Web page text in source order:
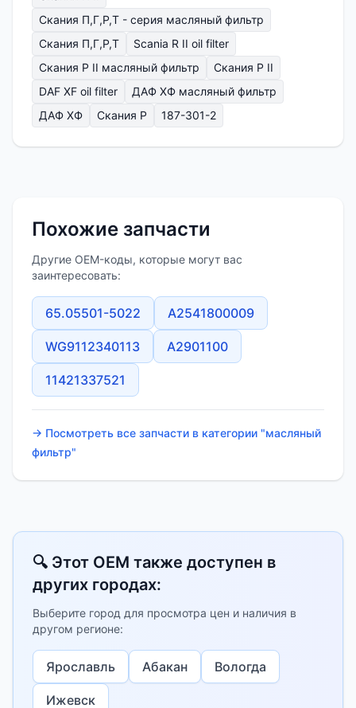
Скания П,Г,Р,Т - серия масляный фильтр
Скания П,Г,Р,Т
Scania R II oil filter
Скания Р II масляный фильтр
Скания Р II
DAF XF oil filter
ДАФ ХФ масляный фильтр
ДАФ ХФ
Скания P 187-301-2
Похожие запчасти
Другие OEM-коды, которые могут вас
заинтересовать:
65.05501-5022 A2541800009
WG9112340113 A2901100
11421337521
→ Посмотреть все запчасти в категории "масляный
фильтр"
🔍 Этот OEM также доступен в
других городах:
Выберите город для просмотра цен и наличия в
другом регионе:
Ярославль Абакан Вологда
Ижевск